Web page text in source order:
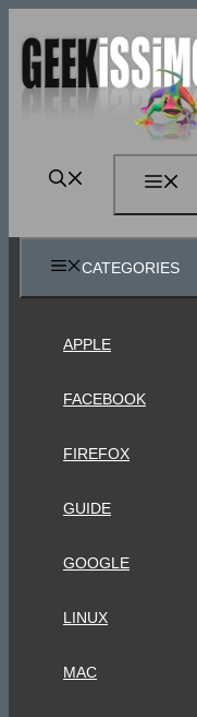
contenuto
CATEGORIES
APPLE
FACEBOOK
FIREFOX
GUIDE
GOOGLE
LINUX
MAC